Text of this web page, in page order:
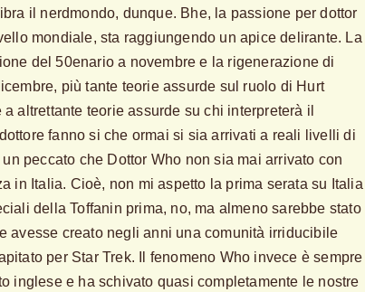
il nerdmondo, dunque. Bhe, la passione per dottor
mondiale, sta raggiungendo un apice delirante. La
del 50enario a novembre e la rigenerazione di
più tante teorie assurde sul ruolo di Hurt
a altrettante teorie assurde su chi interpreterà il
fanno si che ormai si sia arrivati a reali livelli di
peccato che Dottor Who non sia mai arrivato con
in Italia. Cioè, non mi aspetto la prima serata su Italia
della Toffanin prima, no, ma almeno sarebbe stato
avesse creato negli anni una comunità irriducibile
per Star Trek. Il fenomeno Who invece è sempre
inglese e ha schivato quasi completamente le nostre